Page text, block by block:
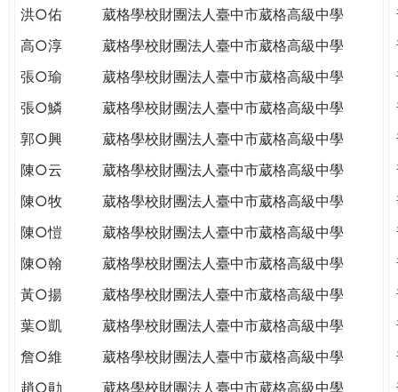
洪○佑
葳格學校財團法人臺中市葳格高級中學
高○淳
葳格學校財團法人臺中市葳格高級中學
張○瑜
葳格學校財團法人臺中市葳格高級中學
張○鱗
葳格學校財團法人臺中市葳格高級中學
郭○興
葳格學校財團法人臺中市葳格高級中學
陳○云
葳格學校財團法人臺中市葳格高級中學
陳○牧
葳格學校財團法人臺中市葳格高級中學
陳○愷
葳格學校財團法人臺中市葳格高級中學
陳○翰
葳格學校財團法人臺中市葳格高級中學
黃○揚
葳格學校財團法人臺中市葳格高級中學
葉○凱
葳格學校財團法人臺中市葳格高級中學
詹○維
葳格學校財團法人臺中市葳格高級中學
趙○勛
葳格學校財團法人臺中市葳格高級中學